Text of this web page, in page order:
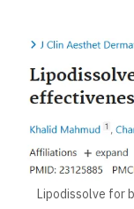
Lipodissolve for